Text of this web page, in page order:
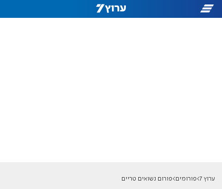
ערוץ 7 פורומים פורום נשואים טריים